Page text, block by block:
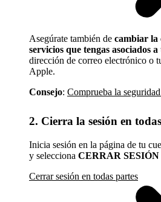
Asegúrate también de cambiar la
servicios que tengas asociados
dirección de correo electrónico o
Apple.
Consejo: Comprueba la
2. Cierra la sesión en
Inicia sesión en la página de tu
y selecciona CERRAR
Cerrar sesión en todas partes